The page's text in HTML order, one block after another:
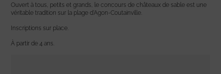
Ouvert à tous, petits et grands, le concours de châteaux de sable est une
véritable tradition sur la plage d’Agon-Coutainville.
Inscriptions sur place.
À partir de 4 ans.